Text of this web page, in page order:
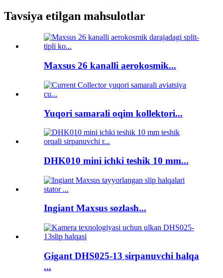
Tavsiya etilgan mahsulotlar
Maxsus 26 kanalli aerokosmik...
Yuqori samarali oqim kollektori...
DHK010 mini ichki teshik 10 mm...
Ingiant Maxsus sozlash...
Gigant DHS025-13 sirpanuvchi halqa
...